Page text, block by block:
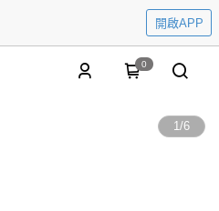
開啟APP
0
1/6